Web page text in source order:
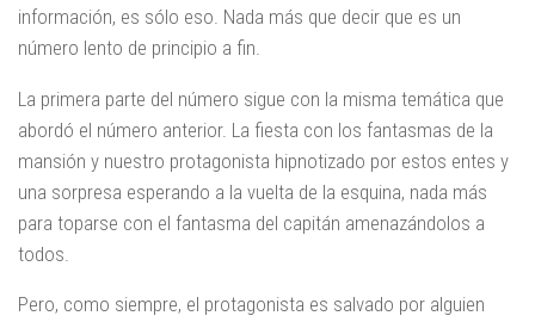
información, es sólo eso. Nada más que decir que es un
número lento de principio a fin.
La primera parte del número sigue con la misma temática que
abordó el número anterior. La fiesta con los fantasmas de la
mansión y nuestro protagonista hipnotizado por estos entes y
una sorpresa esperando a la vuelta de la esquina, nada más
para toparse con el fantasma del capitán amenazándolos a
todos.
Pero, como siempre, el protagonista es salvado por alguien